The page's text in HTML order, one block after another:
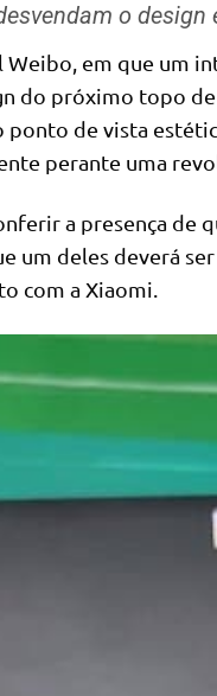
o
em que um
do próximo topo de
de vista
perante uma
a presença de
um deles deverá ser
com a Xiaomi.